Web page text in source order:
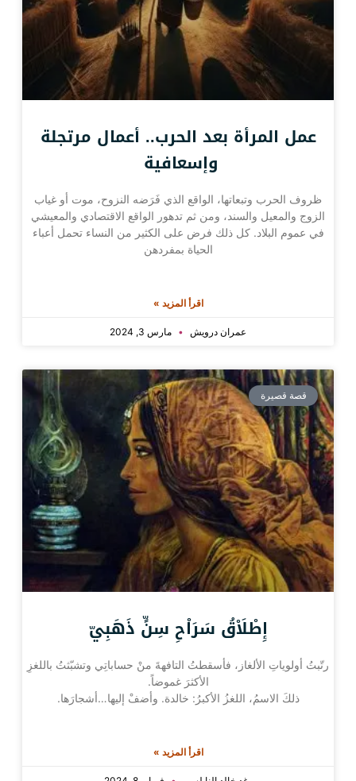
عمل المرأة بعد الحرب.. أعمال مرتجلة
وإسعافية
ظروف الحرب وتبعاتها، الواقع الذي فَرَضه النزوح، موت أو غياب
الزوج والمعيل والسند، ومن ثم تدهور الواقع الاقتصادي والمعيشي
في عموم البلاد. كل ذلك فرض على الكثير من النساء تحمل أعباء
الحياة بمفردهن
اقرأ المزيد »
عمران درويش مارس 3, 2024
قصة قصيرة
إِطْلَاْقُ سَرَاْحِ سِنٍّ ذَهَبِيّ
رتّبتُ أولوياتِ الألغاز، فأسقطتُ التافهةَ منْ حساباتِي وتشبّثتُ باللغزِ
الأكثرَ غموضاً.
ذلكَ الاسمُ، اللغزُ الأكبرُ: خالدة. وأضفْ إليها…أشجارَها.
اقرأ المزيد »